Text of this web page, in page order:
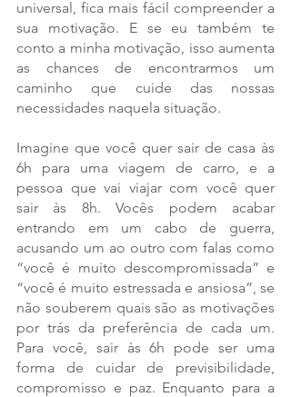
universal, fica mais fácil compreender a
sua motivação. E se eu também te
conto a minha motivação, isso aumenta
as chances de encontrarmos um
caminho que cuide das nossas
necessidades naquela situação.
Imagine que você quer sair de casa às
6h para uma viagem de carro, e a
pessoa que vai viajar com você quer
sair às 8h. Vocês podem acabar
entrando em um cabo de guerra,
acusando um ao outro com falas como
“você é muito descompromissada” e
“você é muito estressada e ansiosa”, se
não souberem quais são as motivações
por trás da preferência de cada um.
Para você, sair às 6h pode ser uma
forma de cuidar de previsibilidade,
compromisso e paz. Enquanto para a